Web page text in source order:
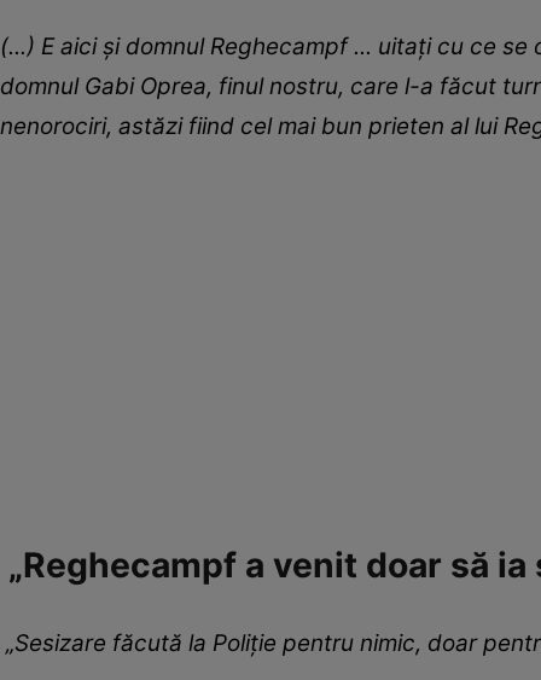
(...) E aici și domnul Reghecampf ... uitați cu ce
domnul Gabi Oprea, finul nostru, care l-a făcut
nenorociri, astăzi fiind cel mai bun prieten al lui
„Reghecampf a venit doar să
„Sesizare făcută la Poliție pentru nimic, doar